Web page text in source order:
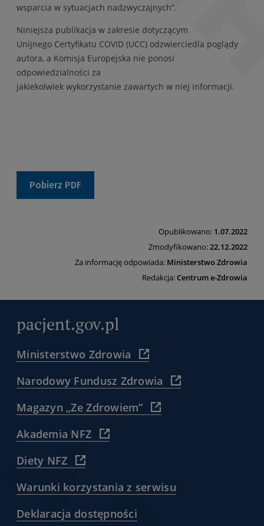
wsparcia w sytuacjach nadzwyczajnych”.
Niniejsza publikacja w zakresie dotyczącym
Unijnego Certyfikatu COVID (UCC) odzwierciedla poglądy
autora, a Komisja Europejska nie ponosi
odpowiedzialności za
jakiekolwiek wykorzystanie zawartych w niej informacji.
Pobierz PDF
Opublikowano: 1.07.2022
Zmodyfikowano:22.12.2022
Za informację odpowiada: Ministerstwo Zdrowia
Redakcja:Centrum e-Zdrowia
pacjent.gov.pl
Ministerstwo Zdrowia
(
https://www.gov.pl/web/
Narodowy Fundusz Zdrowia
(
https://
Magazyn „Ze Zdrowiem”
(
https://www.nfz.gov.pl/
)
Akademia NFZ
(
https://akademia.nfz.gov.pl/
Diety NFZ
(
https://diety.nfz.gov.pl/
Warunki korzystania z serwisu(
/warunki-
Deklaracja dostępności(
/deklaracja-